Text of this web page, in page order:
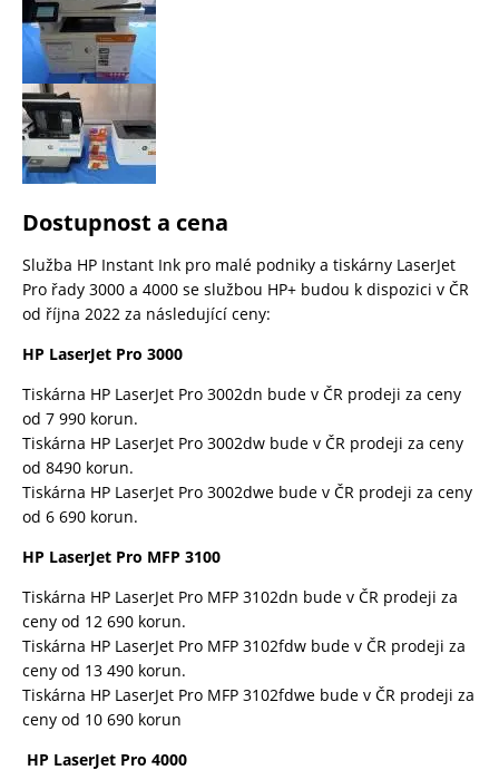
Dostupnost a cena
Služba HP Instant Ink pro malé podniky a tiskárny LaserJet
Pro řady 3000 a 4000 se službou HP+ budou k dispozici v ČR
od října 2022 za následující ceny:
HP LaserJet Pro 3000
Tiskárna HP LaserJet Pro 3002dn bude v ČR prodeji za ceny
od 7 990 korun.
Tiskárna HP LaserJet Pro 3002dw bude v ČR prodeji za ceny
od 8490 korun.
Tiskárna HP LaserJet Pro 3002dwe bude v ČR prodeji za ceny
od 6 690 korun.
HP LaserJet Pro MFP 3100
Tiskárna HP LaserJet Pro MFP 3102dn bude v ČR prodeji za
ceny od 12 690 korun.
Tiskárna HP LaserJet Pro MFP 3102fdw bude v ČR prodeji za
ceny od 13 490 korun.
Tiskárna HP LaserJet Pro MFP 3102fdwe bude v ČR prodeji za
ceny od 10 690 korun
HP LaserJet Pro 4000